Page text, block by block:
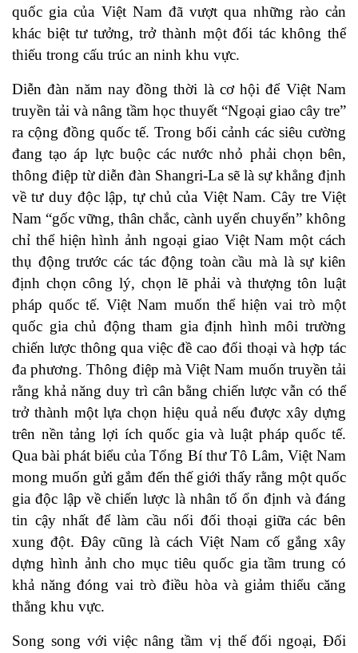
quốc gia của Việt Nam đã vượt qua những rào cản
khác biệt tư tưởng, trở thành một đối tác không thể
thiếu trong cấu trúc an ninh khu vực.
Diễn đàn năm nay đồng thời là cơ hội để Việt Nam
truyền tải và nâng tầm học thuyết “Ngoại giao cây tre”
ra cộng đồng quốc tế. Trong bối cảnh các siêu cường
đang tạo áp lực buộc các nước nhỏ phải chọn bên,
thông điệp từ diễn đàn Shangri-La sẽ là sự khẳng định
về tư duy độc lập, tự chủ của Việt Nam. Cây tre Việt
Nam “gốc vững, thân chắc, cành uyển chuyển” không
chỉ thể hiện hình ảnh ngoại giao Việt Nam một cách
thụ động trước các tác động toàn cầu mà là sự kiên
định chọn công lý, chọn lẽ phải và thượng tôn luật
pháp quốc tế. Việt Nam muốn thể hiện vai trò một
quốc gia chủ động tham gia định hình môi trường
chiến lược thông qua việc đề cao đối thoại và hợp tác
đa phương. Thông điệp mà Việt Nam muốn truyền tải
rằng khả năng duy trì cân bằng chiến lược vẫn có thể
trở thành một lựa chọn hiệu quả nếu được xây dựng
trên nền tảng lợi ích quốc gia và luật pháp quốc tế.
Qua bài phát biểu của Tổng Bí thư Tô Lâm, Việt Nam
mong muốn gửi gắm đến thế giới thấy rằng một quốc
gia độc lập về chiến lược là nhân tố ổn định và đáng
tin cậy nhất để làm cầu nối đối thoại giữa các bên
xung đột. Đây cũng là cách Việt Nam cố gắng xây
dựng hình ảnh cho mục tiêu quốc gia tầm trung có
khả năng đóng vai trò điều hòa và giảm thiểu căng
thẳng khu vực.
Song song với việc nâng tầm vị thế đối ngoại, Đối